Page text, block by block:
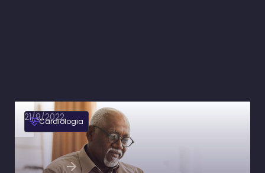
Cardiologia
21/9/2022
Associação entre a presença da Helicobacter
pylori (H. pylori) e a hipertensão arterial
sistêmica (HAS) é esclarecida
Ler artigo